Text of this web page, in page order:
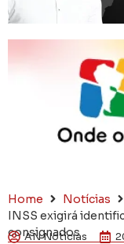
Home Notícias
INSS exigirá
consignados
AN Notícias